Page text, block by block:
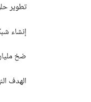
تطوير
إنشاء
ضخ
الهدف